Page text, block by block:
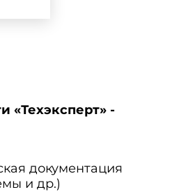
«Техэксперт» -
документация
и др.)